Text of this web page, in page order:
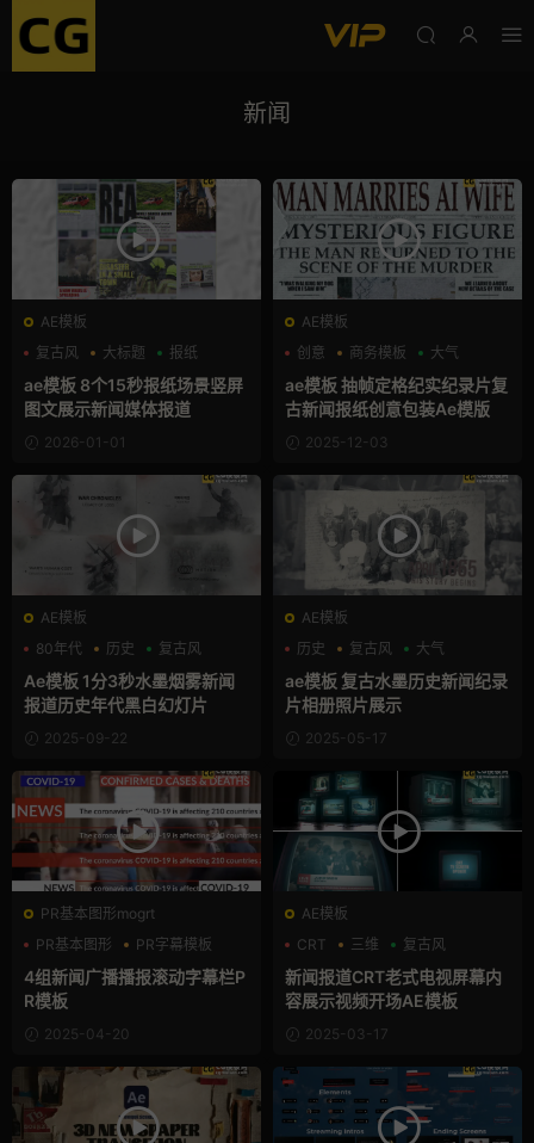
新闻
AE模板
复古风
大标题 报纸
ae模板 8个15秒报纸场景竖屏
图文展示新闻媒体报道
2026-01-01
AE模板
创意
商务模板 大气
ae模板 抽帧定格纪实纪录片复
古新闻报纸创意包装Ae模版
2025-12-03
AE模板
80年代
历史 复古风
Ae模板 1分3秒水墨烟雾新闻
报道历史年代黑白幻灯片
2025-09-22
AE模板
历史
复古风 大气
ae模板 复古水墨历史新闻纪录
片相册照片展示
2025-05-17
PR基本图形mogrt
PR基本图形
PR字幕模板
商务模板
4组新闻广播播报滚动字幕栏P
R模板
2025-04-20
AE模板
CRT
三维 复古风
新闻报道CRT老式电视屏幕内
容展示视频开场AE模板
2025-03-17